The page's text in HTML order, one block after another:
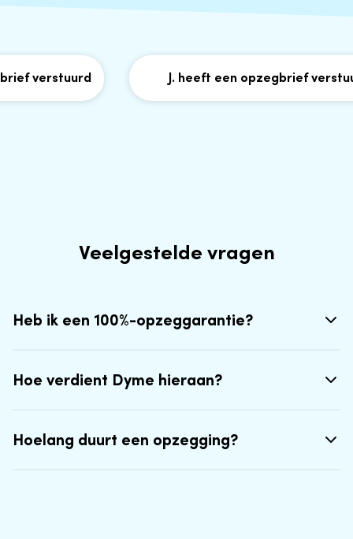
verstuurd J. heeft een opzegbrief
Veelgestelde vragen
Heb ik een 100%-opzeggarantie?
Hoe verdient Dyme hieraan?
Hoelang duurt een opzegging?